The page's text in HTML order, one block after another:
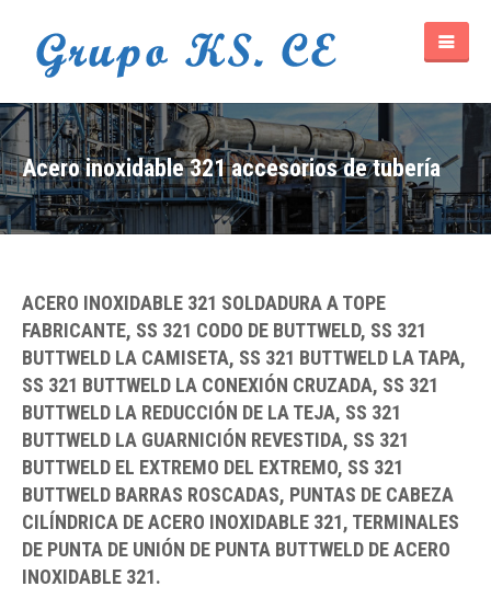
Acero inoxidable 321 accesorios de tubería
ACERO INOXIDABLE 321 SOLDADURA A TOPE
FABRICANTE, SS 321 CODO DE BUTTWELD, SS 321
BUTTWELD LA CAMISETA, SS 321 BUTTWELD LA TAPA,
SS 321 BUTTWELD LA CONEXIÓN CRUZADA, SS 321
BUTTWELD LA REDUCCIÓN DE LA TEJA, SS 321
BUTTWELD LA GUARNICIÓN REVESTIDA, SS 321
BUTTWELD EL EXTREMO DEL EXTREMO, SS 321
BUTTWELD BARRAS ROSCADAS, PUNTAS DE CABEZA
CILÍNDRICA DE ACERO INOXIDABLE 321, TERMINALES
DE PUNTA DE UNIÓN DE PUNTA BUTTWELD DE ACERO
INOXIDABLE 321.